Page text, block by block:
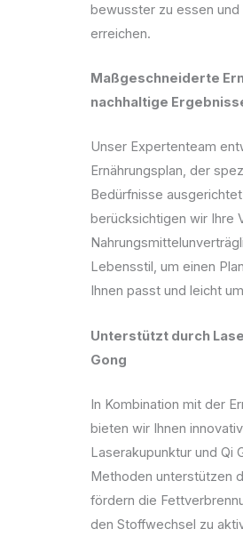
bewusster zu essen und
erreichen.
Maßgeschneiderte
nachhaltige
Unser Expertenteam
Ernährungsplan, der
Bedürfnisse
berücksichtigen wir Ihre
Lebensstil, um einen
Ihnen passt und leicht
Unterstützt durch
Gong
In Kombination mit der
bieten wir Ihnen
Laserakupunktur und Qi
Methoden unterstützen
fördern die
den Stoffwechsel zu